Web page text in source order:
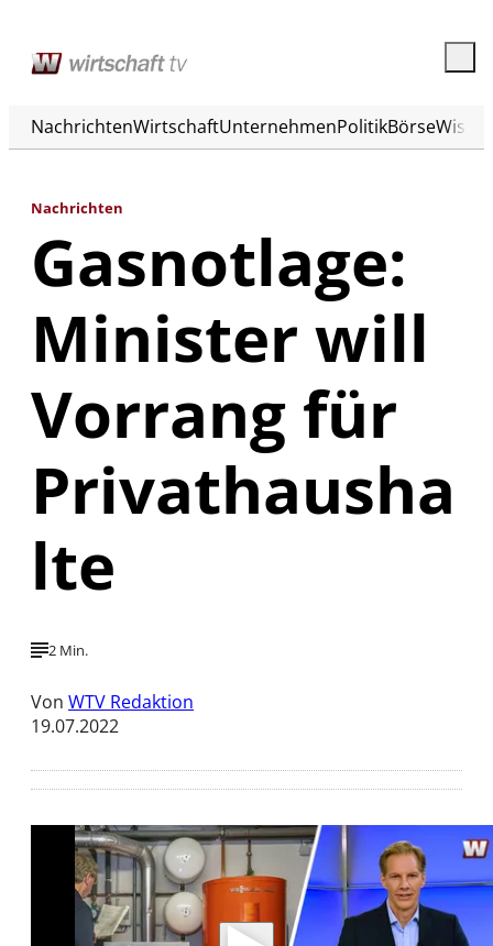
NachrichtenWirtschaftUnternehmenPolitikBörse
Nachrichten
Gasnotlage:
Minister will
Vorrang für
Privathausha
lte
2 Min.
Von WTV Redaktion
19.07.2022
Mit der Wiedergabe dieses Videos werden
Daten an Youtube übertragen.